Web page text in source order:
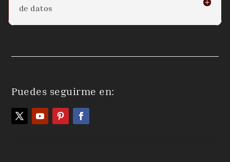
de datos
Puedes seguirme en: